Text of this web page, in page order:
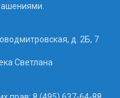
д. 2Б, 7
Светлана